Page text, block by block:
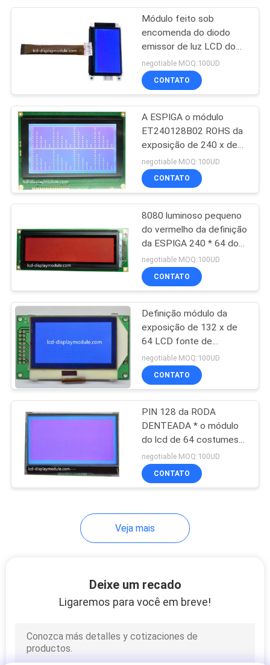
Tela de lcd TFT
ecrã LCD
monitor do lcd do
tft
tela LCD do painel
Ecrã táctil LCD
Módulo feito sob
encomenda do diodo
emissor de luz LCD do
azul negativo de STN,
módulo da definição
128x64 LCD da RODA
negotiable MOQ:100UD
CONTATO
A ESPIGA o módulo
ET240128B02 ROHS da
exposição de 240 x de
128 LCD aprovou a
relação de 8 bocados
negotiable MOQ:100UD
CONTATO
8080 luminoso pequeno
do vermelho da definição
da ESPIGA 240 * 64 do
módulo do LCD da
relação do MPU de 8
bocados
negotiable MOQ:100UD
CONTATO
Definição módulo da
exposição de 132 x de
64 LCD fonte de
alimentação do ângulo
de visão 3.3V de 6 horas
negotiable MOQ:100UD
CONTATO
PIN 128 da RODA
DENTEADA * o módulo
do lcd de 64 costumes
formulou Nematic
torcido super para o
obturador
negotiable MOQ:100UD
CONTATO
Veja mais
Deixe um recado
Ligaremos para você em breve!